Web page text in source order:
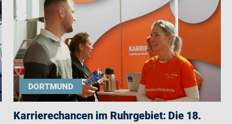
DORTMUND
Karrierechancen im Ruhrgebiet: Die 18.